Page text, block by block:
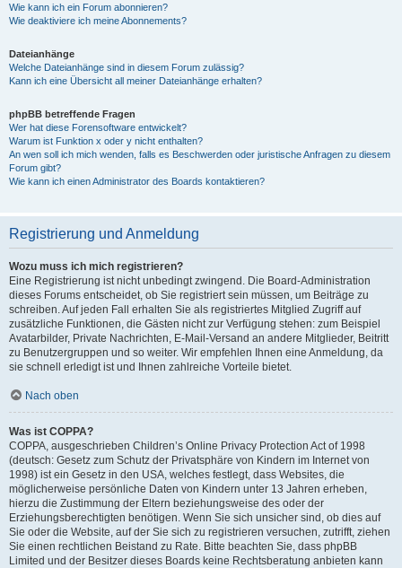
Wie kann ich ein Forum abonnieren?
Wie deaktiviere ich meine Abonnements?
Dateianhänge
Welche Dateianhänge sind in diesem Forum zulässig?
Kann ich eine Übersicht all meiner Dateianhänge erhalten?
phpBB betreffende Fragen
Wer hat diese Forensoftware entwickelt?
Warum ist Funktion x oder y nicht enthalten?
An wen soll ich mich wenden, falls es Beschwerden oder juristische Anfragen zu diesem
Forum gibt?
Wie kann ich einen Administrator des Boards kontaktieren?
Registrierung und Anmeldung
Wozu muss ich mich registrieren?
Eine Registrierung ist nicht unbedingt zwingend. Die Board-Administration
dieses Forums entscheidet, ob Sie registriert sein müssen, um Beiträge zu
schreiben. Auf jeden Fall erhalten Sie als registriertes Mitglied Zugriff auf
zusätzliche Funktionen, die Gästen nicht zur Verfügung stehen: zum Beispiel
Avatarbilder, Private Nachrichten, E-Mail-Versand an andere Mitglieder, Beitritt
zu Benutzergruppen und so weiter. Wir empfehlen Ihnen eine Anmeldung, da
sie schnell erledigt ist und Ihnen zahlreiche Vorteile bietet.
Nach oben
Was ist COPPA?
COPPA, ausgeschrieben Children’s Online Privacy Protection Act of 1998
(deutsch: Gesetz zum Schutz der Privatsphäre von Kindern im Internet von
1998) ist ein Gesetz in den USA, welches festlegt, dass Websites, die
möglicherweise persönliche Daten von Kindern unter 13 Jahren erheben,
hierzu die Zustimmung der Eltern beziehungsweise des oder der
Erziehungsberechtigten benötigen. Wenn Sie sich unsicher sind, ob dies auf
Sie oder die Website, auf der Sie sich zu registrieren versuchen, zutrifft, ziehen
Sie einen rechtlichen Beistand zu Rate. Bitte beachten Sie, dass phpBB
Limited und der Besitzer dieses Boards keine Rechtsberatung anbieten kann